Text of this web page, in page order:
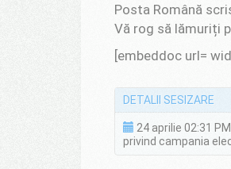
Posta Română
Vă rog să lămuriți
[embeddoc url=
DETALII SESIZARE
24 aprilie 02:31
privind campania